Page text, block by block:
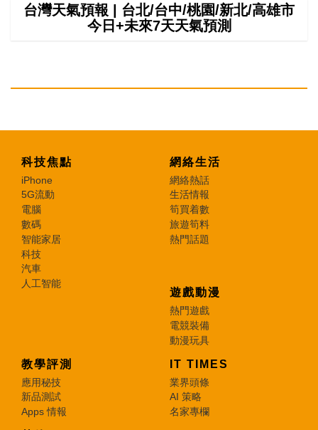
台灣天氣預報 | 台北/台中/桃園/新北/高雄市
今日+未來7天天氣預測
科技焦點
iPhone
5G流動
電腦
數碼
智能家居
科技
汽車
人工智能
網絡生活
網絡熱話
生活情報
筍買着數
旅遊筍料
熱門話題
遊戲動漫
熱門遊戲
電競裝備
動漫玩具
教學評測
應用秘技
新品測試
Apps 情報
IT TIMES
業界頭條
AI 策略
名家專欄